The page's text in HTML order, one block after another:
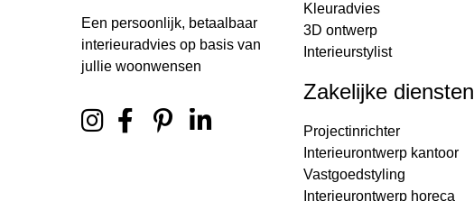
Een persoonlijk, betaalbaar
interieuradvies op basis van
jullie woonwensen
Kleuradvies
3D ontwerp
Interieurstylist
Zakelijke diensten
Projectinrichter
Interieurontwerp kantoor
Vastgoedstyling
Interieurontwerp horeca